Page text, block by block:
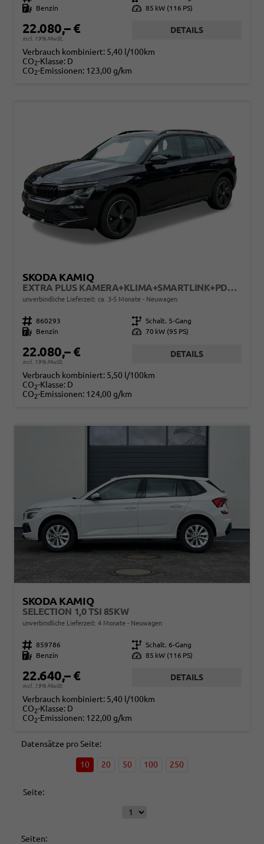
Kraftstoff
Benzin Leistung 85 kW (116 PS)
22.080,– €
incl. 19% MwSt.
DETAILS
Verbrauch kombiniert: 5,40 l/100km
CO2-Klasse: D
CO2-Emissionen: 123,00 g/km
SKODA KAMIQ
EXTRA PLUS KAMERA+KLIMA+SMARTLINK+PDC+LED+TEMPOMAT
unverbindliche Lieferzeit: ca. 3-5 Monate Neuwagen
Fahrzeugnr. 860293 Getriebe Schalt. 5-Gang
Kraftstoff
Benzin Leistung 70 kW (95 PS)
22.080,– €
incl. 19% MwSt.
DETAILS
Verbrauch kombiniert: 5,50 l/100km
CO2-Klasse: D
CO2-Emissionen: 124,00 g/km
SKODA KAMIQ
SELECTION 1,0 TSI 85KW
unverbindliche Lieferzeit: 4 Monate Neuwagen
Fahrzeugnr. 859786 Getriebe Schalt. 6-Gang
Kraftstoff
Benzin Leistung 85 kW (116 PS)
22.640,– €
incl. 19% MwSt.
DETAILS
Verbrauch kombiniert: 5,40 l/100km
CO2-Klasse: D
CO2-Emissionen: 122,00 g/km
Datensätze pro Seite:
10 20 50 100 250
Seite:
Seiten: